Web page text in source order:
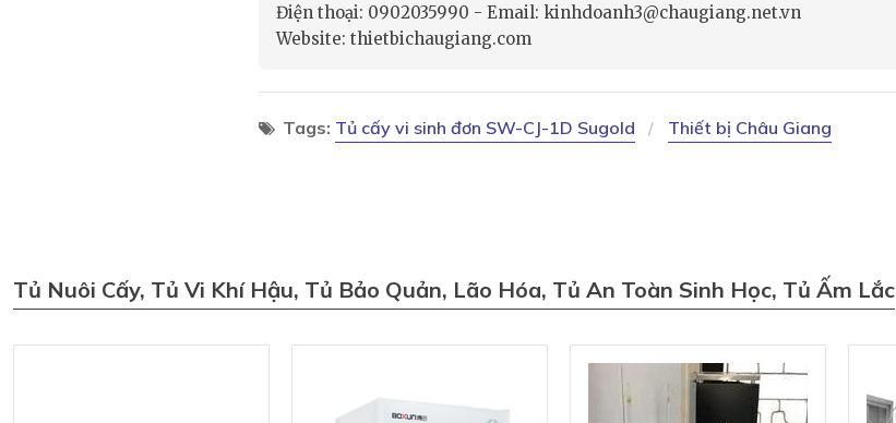
Điện thoại: 0902035990 - Email: kinhdoanh3@chaugiang.net.vn
Website: thietbichaugiang.com
Tags: Tủ cấy vi sinh đơn SW-CJ-1D Sugold Thiết bị Châu Giang
Tủ Nuôi Cấy, Tủ Vi Khí Hậu, Tủ Bảo Quản, Lão Hóa, Tủ An Toàn Sinh Học, Tủ Ấm Lắc